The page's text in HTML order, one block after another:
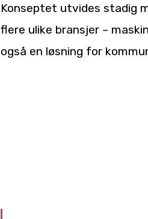
Konseptet utvides stadig
flere ulike bransjer –
også en løsning for